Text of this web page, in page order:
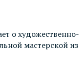
о художественно-
мастерской из